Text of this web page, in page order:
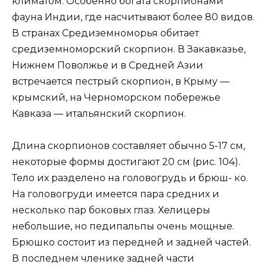
фауна Индии, где насчитывают более 80 видов.
В странах Средиземноморья обитает
средиземноморский скорпион. В Закавказье,
Нижнем Поволжье и в Средней Азии
встречается пестрый скорпион, в Крыму —
крымский, на Черноморском побережье
Кавказа — итальянский скорпион.
Длина скорпионов составляет обычно 5-17 см,
некоторые формы достигают 20 см (рис. 104).
Тело их разделено на головогрудь и брюш- ко.
На головогруди имеется пара средних и
несколько пар боковых глаз. Хелицеры
небольшие, но педипальпы очень мощные.
Брюшко состоит из передней и задней частей.
В последнем членике задней части